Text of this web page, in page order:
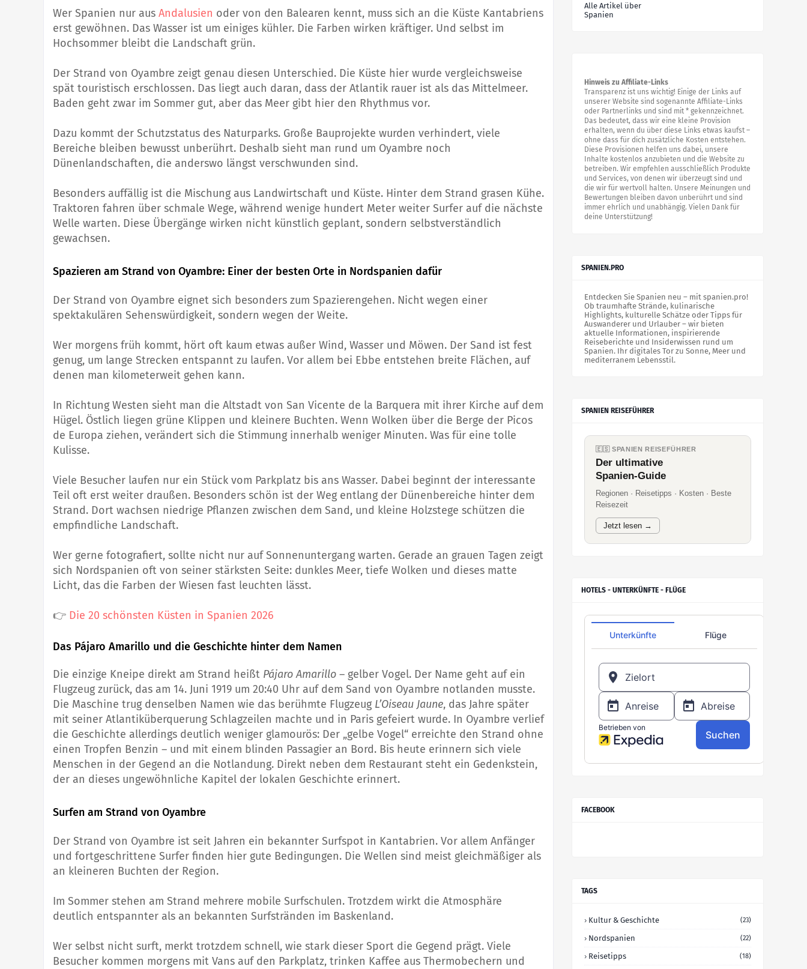
Wer Spanien nur aus Andalusien oder von den Balearen kennt, muss sich an die Küste Kantabriens
erst gewöhnen. Das Wasser ist um einiges kühler. Die Farben wirken kräftiger. Und selbst im
Hochsommer bleibt die Landschaft grün.
Der Strand von Oyambre zeigt genau diesen Unterschied. Die Küste hier wurde vergleichsweise
spät touristisch erschlossen. Das liegt auch daran, dass der Atlantik rauer ist als das Mittelmeer.
Baden geht zwar im Sommer gut, aber das Meer gibt hier den Rhythmus vor.
Dazu kommt der Schutzstatus des Naturparks. Große Bauprojekte wurden verhindert, viele
Bereiche bleiben bewusst unberührt. Deshalb sieht man rund um Oyambre noch
Dünenlandschaften, die anderswo längst verschwunden sind.
Besonders auffällig ist die Mischung aus Landwirtschaft und Küste. Hinter dem Strand grasen Kühe.
Traktoren fahren über schmale Wege, während wenige hundert Meter weiter Surfer auf die nächste
Welle warten. Diese Übergänge wirken nicht künstlich geplant, sondern selbstverständlich
gewachsen.
Spazieren am Strand von Oyambre: Einer der besten Orte in Nordspanien dafür
Der Strand von Oyambre eignet sich besonders zum Spazierengehen. Nicht wegen einer
spektakulären Sehenswürdigkeit, sondern wegen der Weite.
Wer morgens früh kommt, hört oft kaum etwas außer Wind, Wasser und Möwen. Der Sand ist fest
genug, um lange Strecken entspannt zu laufen. Vor allem bei Ebbe entstehen breite Flächen, auf
denen man kilometerweit gehen kann.
In Richtung Westen sieht man die Altstadt von San Vicente de la Barquera mit ihrer Kirche auf dem
Hügel. Östlich liegen grüne Klippen und kleinere Buchten. Wenn Wolken über die Berge der Picos
de Europa ziehen, verändert sich die Stimmung innerhalb weniger Minuten. Was für eine tolle
Kulisse.
Viele Besucher laufen nur ein Stück vom Parkplatz bis ans Wasser. Dabei beginnt der interessante
Teil oft erst weiter draußen. Besonders schön ist der Weg entlang der Dünenbereiche hinter dem
Strand. Dort wachsen niedrige Pflanzen zwischen dem Sand, und kleine Holzstege schützen die
empfindliche Landschaft.
Wer gerne fotografiert, sollte nicht nur auf Sonnenuntergang warten. Gerade an grauen Tagen zeigt
sich Nordspanien oft von seiner stärksten Seite: dunkles Meer, tiefe Wolken und dieses matte
Licht, das die Farben der Wiesen fast leuchten lässt.
👉 Die 20 schönsten Küsten in Spanien 2026
Das Pájaro Amarillo und die Geschichte hinter dem Namen
Die einzige Kneipe direkt am Strand heißt Pájaro Amarillo – gelber Vogel. Der Name geht auf ein
Flugzeug zurück, das am 14. Juni 1919 um 20:40 Uhr auf dem Sand von Oyambre notlanden musste.
Die Maschine trug denselben Namen wie das berühmte Flugzeug L’Oiseau Jaune, das Jahre später
mit seiner Atlantiküberquerung Schlagzeilen machte und in Paris gefeiert wurde. In Oyambre verlief
die Geschichte allerdings deutlich weniger glamourös: Der „gelbe Vogel“ erreichte den Strand ohne
einen Tropfen Benzin – und mit einem blinden Passagier an Bord. Bis heute erinnern sich viele
Menschen in der Gegend an die Notlandung. Direkt neben dem Restaurant steht ein Gedenkstein,
der an dieses ungewöhnliche Kapitel der lokalen Geschichte erinnert.
Surfen am Strand von Oyambre
Der Strand von Oyambre ist seit Jahren ein bekannter Surfspot in Kantabrien. Vor allem Anfänger
und fortgeschrittene Surfer finden hier gute Bedingungen. Die Wellen sind meist gleichmäßiger als
an kleineren Buchten der Region.
Im Sommer stehen am Strand mehrere mobile Surfschulen. Trotzdem wirkt die Atmosphäre
deutlich entspannter als an bekannten Surfstränden im Baskenland.
Wer selbst nicht surft, merkt trotzdem schnell, wie stark dieser Sport die Gegend prägt. Viele
Besucher kommen morgens mit Vans auf den Parkplatz, trinken Kaffee aus Thermobechern und
Alle Artikel über
Spanien
Hinweis zu Affiliate-Links
Transparenz ist uns wichtig! Einige der Links auf
unserer Website sind sogenannte Affiliate-Links
oder Partnerlinks und sind mit * gekennzeichnet.
Das bedeutet, dass wir eine kleine Provision
erhalten, wenn du über diese Links etwas kaufst –
ohne dass für dich zusätzliche Kosten entstehen.
Diese Provisionen helfen uns dabei, unsere
Inhalte kostenlos anzubieten und die Website zu
betreiben. Wir empfehlen ausschließlich Produkte
und Services, von denen wir überzeugt sind und
die wir für wertvoll halten. Unsere Meinungen und
Bewertungen bleiben davon unberührt und sind
immer ehrlich und unabhängig. Vielen Dank für
deine Unterstützung!
SPANIEN.PRO
Entdecken Sie Spanien neu – mit spanien.pro!
Ob traumhafte Strände, kulinarische
Highlights, kulturelle Schätze oder Tipps für
Auswanderer und Urlauber – wir bieten
aktuelle Informationen, inspirierende
Reiseberichte und Insiderwissen rund um
Spanien. Ihr digitales Tor zu Sonne, Meer und
mediterranem Lebensstil.
SPANIEN REISEFÜHRER
🇪🇸 SPANIEN REISEFÜHRER
Der ultimative
Spanien-Guide
Regionen · Reisetipps · Kosten · Beste
Reisezeit
Jetzt lesen →
HOTELS - UNTERKÜNFTE - FLÜGE
FACEBOOK
TAGS
Kultur & Geschichte (23)
Nordspanien (22)
Reisetipps (18)